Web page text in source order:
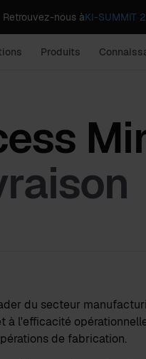
Retrouvez-nous àKI-SUMMIT
Produits
du secteur
à l'efficacité
de fabrication.